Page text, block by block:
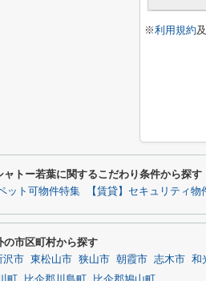
※利用規約
ャトー若葉に関するこだわり条件から探す
ット可物件特集 【賃貸】セキュリティ物
の市区町村から探す
沢市 東松山市 狭山市 朝霞市 志木市 和